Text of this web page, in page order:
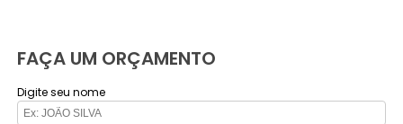
FAÇA UM ORÇAMENTO
Digite seu nome